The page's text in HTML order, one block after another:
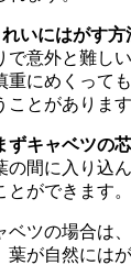
いにはがす方
で意外と難し
重にめくって
とがあります
ずキャベツの
の間に入り込
ができます。
ツの場合は、
葉が自然には